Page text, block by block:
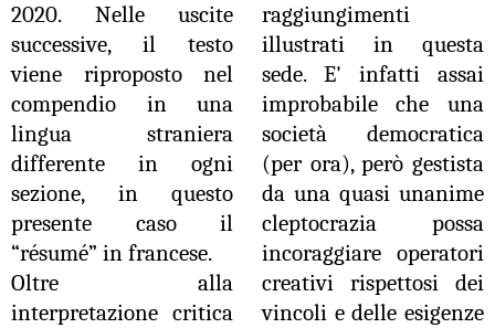
2020. Nelle uscite
successive, il testo
viene riproposto nel
compendio in una
lingua straniera
differente in ogni
sezione, in questo
presente caso il
“résumé” in francese.
Oltre alla
interpretazione critica
raggiungimenti
illustrati in questa
sede. E' infatti assai
improbabile che una
società democratica
(per ora), però gestista
da una quasi unanime
cleptocrazia possa
incoraggiare operatori
creativi rispettosi dei
vincoli e delle esigenze